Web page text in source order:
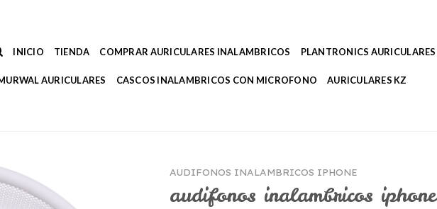
INICIO TIENDA COMPRAR AURICULARES INALAMBRICOS PLANTRONICS AURICULARES
AURICULARES CASCOS INALAMBRICOS CON MICROFONO AURICULARES KZ
AUDIFONOS INALAMBRICOS IPHONE
audifonos inalambricos iphone